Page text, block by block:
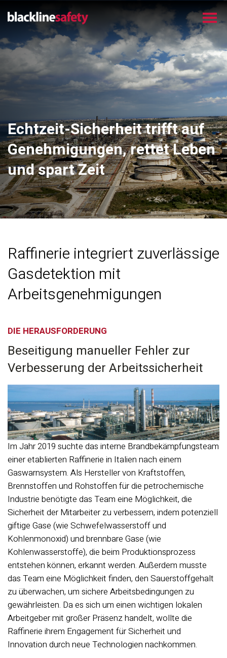
Echtzeit-Sicherheit trifft auf
Genehmigungen, rettet Leben
und spart Zeit
Raffinerie integriert zuverlässige
Gasdetektion mit
Arbeitsgenehmigungen
DIE HERAUSFORDERUNG
Beseitigung manueller Fehler zur
Verbesserung der Arbeitssicherheit
Im Jahr 2019 suchte das interne Brandbekämpfungsteam
einer etablierten Raffinerie in Italien nach einem
Gaswarnsystem. Als Hersteller von Kraftstoffen,
Brennstoffen und Rohstoffen für die petrochemische
Industrie benötigte das Team eine Möglichkeit, die
Sicherheit der Mitarbeiter zu verbessern, indem potenziell
giftige Gase (wie Schwefelwasserstoff und
Kohlenmonoxid) und brennbare Gase (wie
Kohlenwasserstoffe), die beim Produktionsprozess
entstehen können, erkannt werden. Außerdem musste
das Team eine Möglichkeit finden, den Sauerstoffgehalt
zu überwachen, um sichere Arbeitsbedingungen zu
gewährleisten. Da es sich um einen wichtigen lokalen
Arbeitgeber mit großer Präsenz handelt, wollte die
Raffinerie ihrem Engagement für Sicherheit und
Innovation durch neue Technologien nachkommen.